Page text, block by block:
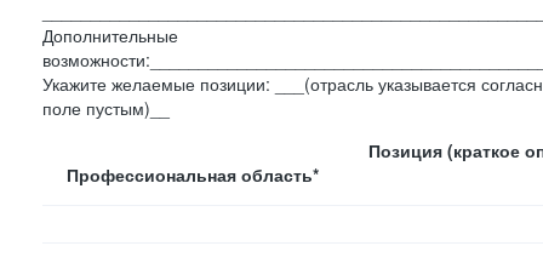
Дополнительные
Укажите желаемые позиции: ___(отрасль указывается
поле пустым)__
Профессиональная область*
Позиция (краткое